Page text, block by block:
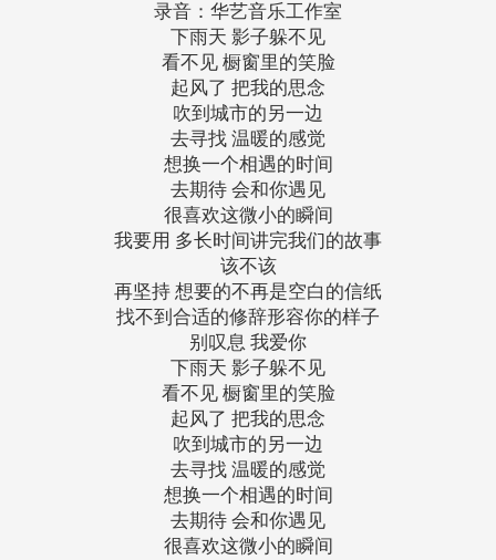
录音：华艺音乐工作室
下雨天 影子躲不见
看不见 橱窗里的笑脸
起风了 把我的思念
吹到城市的另一边
去寻找 温暖的感觉
想换一个相遇的时间
去期待 会和你遇见
很喜欢这微小的瞬间
我要用 多长时间讲完我们的故事
该不该
再坚持 想要的不再是空白的信纸
找不到合适的修辞形容你的样子
别叹息 我爱你
下雨天 影子躲不见
看不见 橱窗里的笑脸
起风了 把我的思念
吹到城市的另一边
去寻找 温暖的感觉
想换一个相遇的时间
去期待 会和你遇见
很喜欢这微小的瞬间